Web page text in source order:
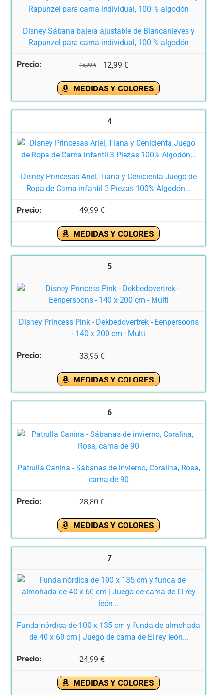
Disney Sábana bajera ajustable de Blancanieves y
Rapunzel para cama individual, 100 % algodón
15,99 € 12,99 €
MEDIDAS Y COLORES
4
Disney Princesas Ariel, Tiana y Cenicienta Juego de
Ropa de Cama infantil 3 Piezas 100% Algodón...
49,99 €
MEDIDAS Y COLORES
5
Disney Princess Pink - Dekbedovertrek - Eenpersoons
- 140 x 200 cm - Multi
33,95 €
MEDIDAS Y COLORES
6
Patrulla Canina - Sábanas de invierno, Coralina, Rosa,
cama de 90
28,80 €
MEDIDAS Y COLORES
7
Funda nórdica de 100 x 135 cm y funda de almohada
de 40 x 60 cm | Juego de cama de El rey león...
24,99 €
MEDIDAS Y COLORES